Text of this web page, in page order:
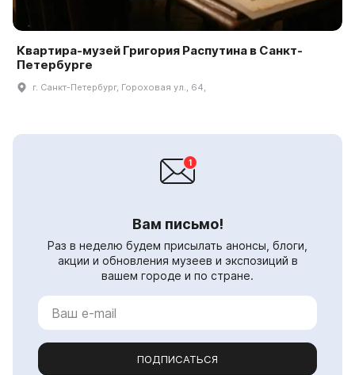
Квартира-музей Григория Распутина в Санкт-
Петербурге
г. Санкт-Петербург, Гороховая ул., 64,
Вам письмо!
Раз в неделю будем присылать анонсы, блоги,
акции и обновления музеев и экспозиций в
вашем городе и по стране.
ПОДПИСАТЬСЯ